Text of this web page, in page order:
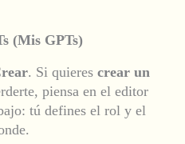
(Mis GPTs)
. Si quieres crear un
piensa en el editor
tú defines el rol y el